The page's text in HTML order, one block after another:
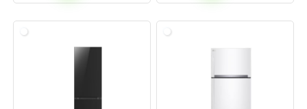
מקררים